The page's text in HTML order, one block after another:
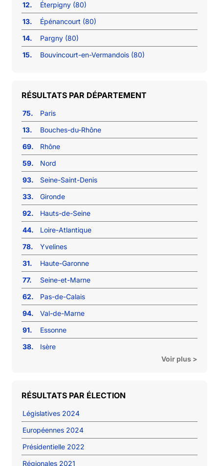
12.
Éterpigny (80)
13.
Épénancourt (80)
14.
Pargny (80)
15.
Bouvincourt-en-Vermandois (80)
RÉSULTATS PAR DÉPARTEMENT
75.
Paris
13.
Bouches-du-Rhône
69.
Rhône
59.
Nord
93.
Seine-Saint-Denis
33.
Gironde
92.
Hauts-de-Seine
44.
Loire-Atlantique
78.
Yvelines
31.
Haute-Garonne
77.
Seine-et-Marne
62.
Pas-de-Calais
94.
Val-de-Marne
91.
Essonne
38.
Isère
Voir plus >
RÉSULTATS PAR ÉLECTION
Législatives 2024
Européennes 2024
Présidentielle 2022
Régionales 2021